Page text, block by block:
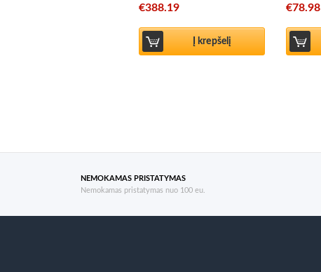
€388.19
Į krepšelį
€78.98
NEMOKAMAS PRISTATYMAS
Nemokamas pristatymas nuo 100 eu.